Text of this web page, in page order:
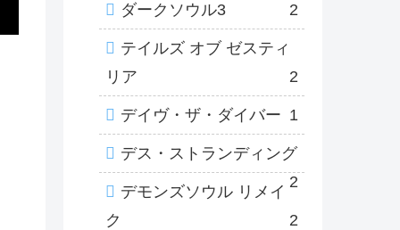
ダークソウル3 2
テイルズ オブ ゼスティ
リア
2
デイヴ・ザ・ダイバー 1
デス・ストランディング
2
デモンズソウル リメイ
ク
2